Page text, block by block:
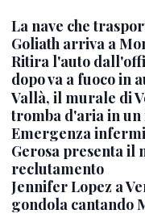
La nave che
Goliath arriva a
Ritira l'auto
dopo va a fuoco in
Vallà, il murale di
tromba d'aria in
Emergenza
Gerosa presenta il
reclutamento
Jennifer Lopez a
gondola cantando